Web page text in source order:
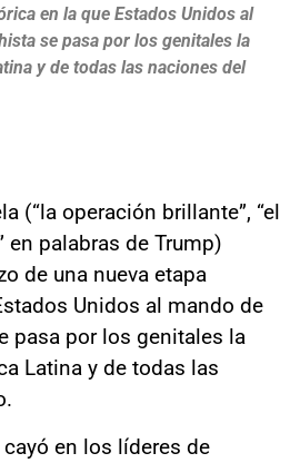
en la que Estados Unidos al
se pasa por los genitales la
y de todas las naciones del
(“la operación brillante”, “el
en palabras de Trump)
de una nueva etapa
Unidos al mando de
pasa por los genitales la
Latina y de todas las
en los líderes de